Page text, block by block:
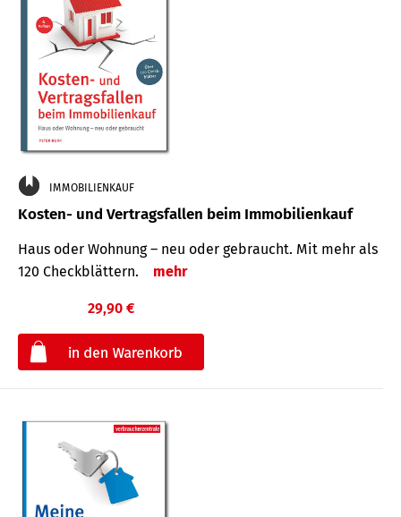
IMMOBILIENKAUF
Kosten- und Vertragsfallen beim Immobilienkauf
Haus oder Wohnung – neu oder gebraucht. Mit mehr als
120 Check­blättern.
mehr
29,90 €